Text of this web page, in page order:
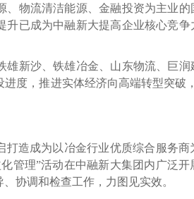
物流清洁能源、金融投资为主业的
已成为中融新大提高企业核心竞
新沙、铁雄冶金、山东物流、巨润
度，推进实体经济向高端转型突破
造成为以冶金行业优质综合服务商
管理”活动在中融新大集团内广泛
协调和检查工作，力图见实效。